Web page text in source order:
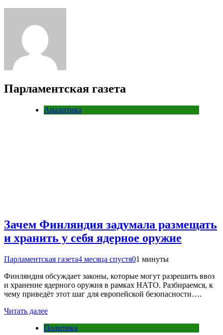
Парламентская газета
Аналитика
Зачем Финляндия задумала размещать
и хранить у себя ядерное оружие
Парламентская газета4 месяца спустя01 минуты
Финляндия обсуждает законы, которые могут разрешить ввоз
и хранение ядерного оружия в рамках НАТО. Разбираемся, к
чему приведёт этот шаг для европейской безопасности….
Читать далее
Политика